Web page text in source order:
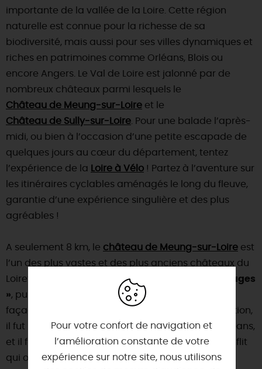
importante de la vallée de la Loire. Cette région
naturelle est connue pour la richesse de sa
biodiversité, mais aussi pour ses villes dynamiques et
riches en patrimoines comme Orléans, Blois ou
encore Angers. Le Val de Loire est jalonné par de
nombreux châteaux parmi lesquels le
Château de Meung-sur-Loire et le
Château de Sully-sur-Loire . Pour une balade l’après-
midi, ou bien à l’occasion d’une petite escapade de
quelques jours au cœur du département, tentez
l’expérience de la Loire à Vélo ! Partez à l’aventure sur
les itinéraires cyclables aménagés le long du fleuve,
garantie d’une expérience singulière et des plus
agréables !
A seulement 8 km, le château de Meung-sur-Loire est
l’un des plus vastes et des plus anciens châteaux du
Loiret. Il est surnommé
« le château aux deux visages
», puisqu’il possède la particularité d’avoir deux
façades d’époques différentes. Jusqu’à la Révolution,
il fut la prestigieuse résidence des évêques d’Orléans,
et il fut également un lieu stratégique dans le conflit
qui opposa les Anglais aux Français pendant la
Pour votre confort de navigation et
l’amélioration constante de votre
expérience sur notre site, nous utilisons